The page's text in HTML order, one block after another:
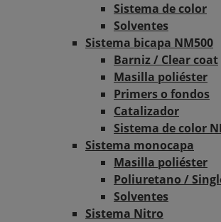
Sistema de color
Solventes
Sistema bicapa NM500
Barniz / Clear coat
Masilla poliéster
Primers o fondos
Catalizador
Sistema de color
Sistema monocapa
Masilla poliéster
Poliuretano /
Solventes
Sistema Nitro